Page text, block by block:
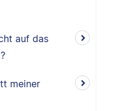
auf das
meiner